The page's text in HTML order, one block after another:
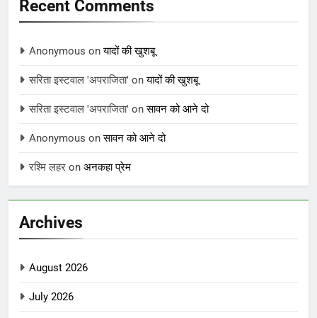
Recent Comments
Anonymous onयादों की खुशबू
सरिता इस्टवाल 'अपराजिता' onयादों की खुशबू
सरिता इस्टवाल 'अपराजिता' onसावन को आने दो
Anonymous onसावन को आने दो
रश्मि लहर on अनकहा प्रेम
Archives
August 2026
July 2026